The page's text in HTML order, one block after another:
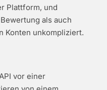
Plattform, und
als auch
Konten unkompliziert.
vor einer